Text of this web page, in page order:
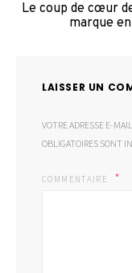
Le coup de cœur
marque
LAISSER UN
VOTRE ADRESSE E-
OBLIGATOIRES SONT
COMMENTAIRE